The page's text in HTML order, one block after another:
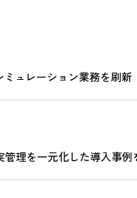
ュレーション業務を刷新
理を一元化した導入事例